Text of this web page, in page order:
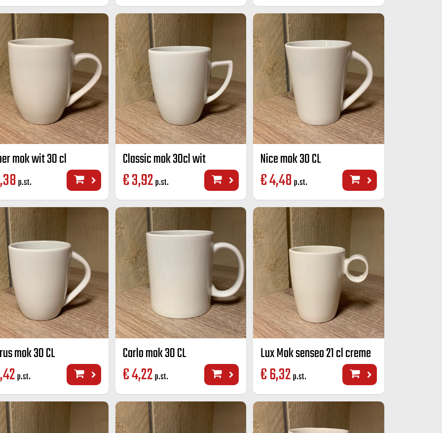
mok wit 30 cl
p.st.
Classic mok 30cl wit
€3,92p.st.
Nice mok 30 CL
€4,48p.st.
mok 30 CL
p.st.
Carlo mok 30 CL
€4,22p.st.
Lux Mok senseo 21 cl creme
€6,32p.st.